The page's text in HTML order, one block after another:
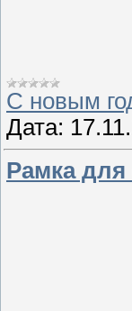
С новым
Дата:
Рамка для